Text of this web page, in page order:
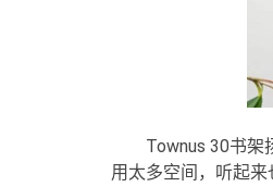
Townus 30书架
用太多空间，听起来